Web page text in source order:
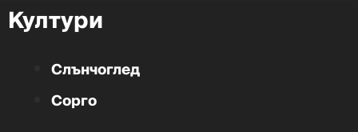
Култури
Слънчоглед
Сорго